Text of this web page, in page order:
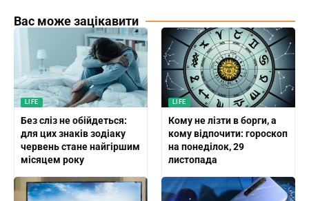
Вас може зацікавити
LIFE
Без сліз не обійдеться:
для цих знаків зодіаку
червень стане найгіршим
місяцем року
LIFE
Кому не лізти в борги, а
кому відпочити: гороскоп
на понеділок, 29
листопада